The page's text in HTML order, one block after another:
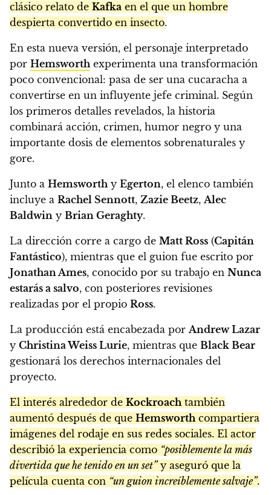
clásico relato de Kafka en el que un hombre
despierta convertido en insecto.
En esta nueva versión, el personaje interpretado
por Hemsworthexperimenta una transformación
poco convencional: pasa de ser una cucaracha a
convertirse en un influyente jefe criminal. Según
los primeros detalles revelados, la historia
combinará acción, crimen, humor negro y una
importante dosis de elementos sobrenaturales y
gore.
Junto a Hemsworthy Egerton, el elenco también
incluye a Rachel Sennott, Zazie Beetz,Alec
Baldwin y Brian Geraghty.
La dirección corre a cargo de Matt Ross (Capitán
Fantástico), mientras que el guion fue escrito por
Jonathan Ames, conocido por su trabajo en Nunca
estarás a salvo, con posteriores revisiones
realizadas por el propio Ross.
La producción está encabezada porAndrew Lazar
y Christina Weiss Lurie, mientras que Black Bear
gestionará los derechos internacionales del
proyecto.
El interés alrededor de Kockroachtambién
aumentó después de que Hemsworthcompartiera
imágenes del rodaje en sus redes sociales. El actor
describió la experiencia como “posiblemente la más
divertida que he tenido en un set”y aseguró que la
película cuenta con “un guion increíblemente salvaje”.